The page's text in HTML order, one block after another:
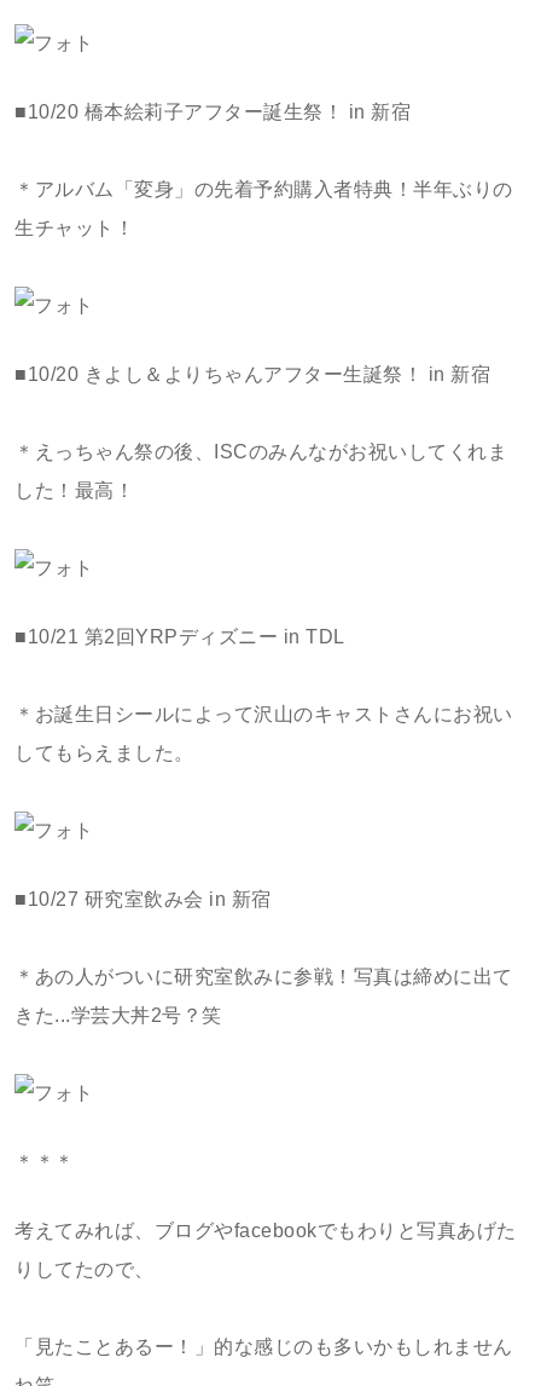
■10/20 橋本絵莉子アフター誕生祭！ in 新宿
＊アルバム「変身」の先着予約購入者特典！半年ぶりの
生チャット！
■10/20 きよし＆よりちゃんアフター生誕祭！ in 新宿
＊えっちゃん祭の後、ISCのみんながお祝いしてくれま
した！最高！
■10/21 第2回YRPディズニー in TDL
＊お誕生日シールによって沢山のキャストさんにお祝い
してもらえました。
■10/27 研究室飲み会 in 新宿
＊あの人がついに研究室飲みに参戦！写真は締めに出て
きた...学芸大丼2号？笑
＊＊＊
考えてみれば、ブログやfacebookでもわりと写真あげた
りしてたので、
「見たことあるー！」的な感じのも多いかもしれません